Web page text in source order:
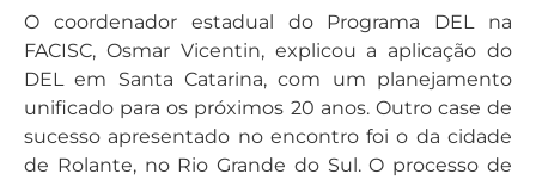
O coordenador estadual do Programa DEL na
FACISC, Osmar Vicentin, explicou a aplicação do
DEL em Santa Catarina, com um planejamento
unificado para os próximos 20 anos. Outro case de
sucesso apresentado no encontro foi o da cidade
de Rolante, no Rio Grande do Sul. O processo de